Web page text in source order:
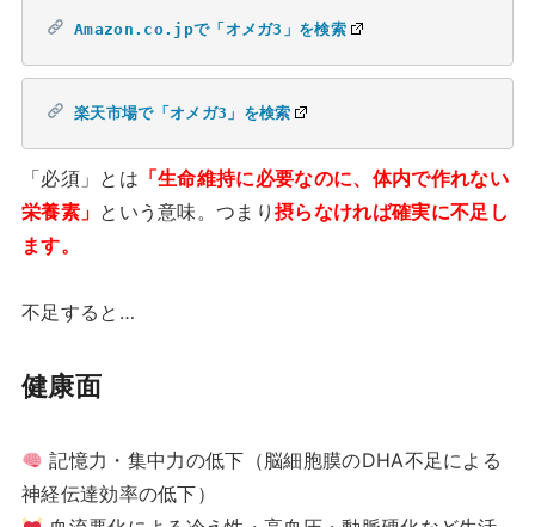
Amazon.co.jpで「オメガ3」を検索
楽天市場で「オメガ3」を検索
「必須」とは 「生命維持に必要なのに、体内で作れない
栄養素」 という意味。つまり摂らなければ確実に不足し
ます。
不足すると…
健康面
記憶力・集中力の低下（脳細胞膜のDHA不足による
神経伝達効率の低下）